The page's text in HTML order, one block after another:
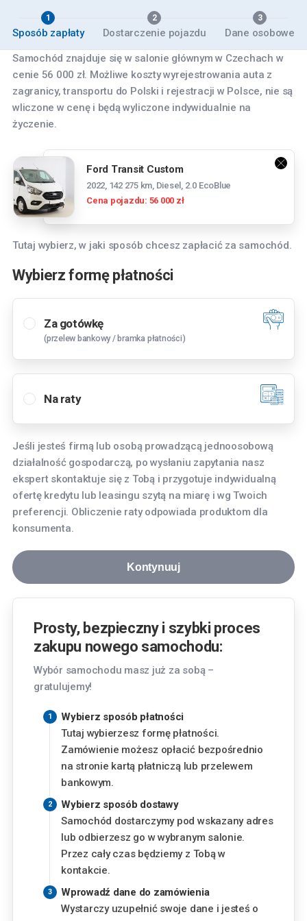
1
Sposób zapłaty
2
Dostarczenie pojazdu
3
Dane osobowe
Samochód znajduje się w salonie głównym w Czechach w
cenie 56 000 zł. Możliwe koszty wyrejestrowania auta z
zagranicy, transportu do Polski i rejestracji w Polsce, nie są
wliczone w cenę i będą wyliczone indywidualnie na
życzenie.
Ford Transit Custom
2022, 142 275 km, Diesel, 2.0 EcoBlue
Cena pojazdu: 56 000 zł
Tutaj wybierz, w jaki sposób chcesz zapłacić za samochód.
Wybierz formę płatności
Za gotówkę
(przelew bankowy / bramka płatności)
Na raty
Jeśli jesteś firmą lub osobą prowadzącą jednoosobową
działalność gospodarczą, po wysłaniu zapytania nasz
ekspert skontaktuje się z Tobą i przygotuje indywidualną
ofertę kredytu lub leasingu szytą na miarę i wg Twoich
preferencji. Obliczenie raty odpowiada produktom dla
konsumenta.
Kontynuuj
Prosty, bezpieczny i szybki proces
zakupu nowego samochodu:
Wybór samochodu masz już za sobą –
gratulujemy!
Wybierz sposób płatności
Tutaj wybierzesz formę płatności.
Zamówienie możesz opłacić bezpośrednio
na stronie kartą płatniczą lub przelewem
bankowym.
Wybierz sposób dostawy
Samochód dostarczymy pod wskazany adres
lub odbierzesz go w wybranym salonie.
Przez cały czas będziemy z Tobą w
kontakcie.
Wprowadź dane do zamówienia
Wystarczy uzupełnić swoje dane i jesteś o
Finansowanie
333zł
Wysokość wkładu własnego
Wybierz oddział
Tyniecka 3, 55-040 Bielany Wrocławskie
Fordońska 268, 85-752 Bydgoszcz
Gdańsk
aleja Grunwaldzka 256, 80-236 Gdańsk
Gdynia
Kraków
Pasternik 69, 31-354 Kraków
Lublin
Chemiczna 5, 20-329 Lublin
Piaseczno
Okulickiego 3, 05-500 Piaseczno
Poznań
Szwajcarska 14, 61-285 Poznań
Radom
Aleja Józefa Grzecznarowskiego 28, 26-610
Radom
Rzeszów
Wyzwolenia 2, 35-501 Rzeszów